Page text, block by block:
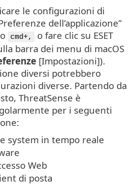
le configurazioni di
dell’applicazione”
cmd+,
o fare clic su ESET
barra dei menu di macOS
[Impostazioni]).
diversi potrebbero
diverse. Partendo da
ThreatSense è
per i seguenti
system in tempo reale
Web
di posta